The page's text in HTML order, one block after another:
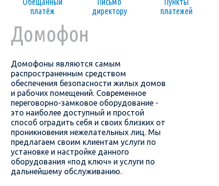
платёж
директору
платежей
Домофон
Домофоны являются самым
распространенным средством
обеспечения безопасности жилых домов
и рабочих помещений. Современное
переговорно-замковое оборудование -
это наиболее доступный и простой
способ оградить себя и своих близких от
проникновения нежелательных лиц. Мы
предлагаем своим клиентам услуги по
установке и настройке данного
оборудования «под ключ» и услуги по
дальнейшему обслуживанию.